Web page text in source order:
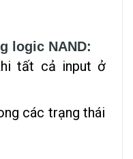
logic NAND:
tất cả input ở
các trạng thái